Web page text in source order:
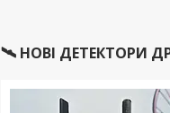
🛰️ НОВІ ДЕТЕКТОРИ